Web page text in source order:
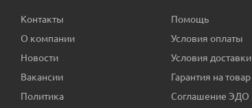
Контакты
О компании
Новости
Вакансии
Политика
Помощь
Условия оплаты
Условия доставки
Гарантия на товар
Соглашение ЭДО